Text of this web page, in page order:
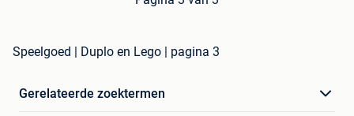
Speelgoed | Duplo en Lego | pagina 3
Gerelateerde zoektermen